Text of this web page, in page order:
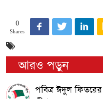
0
Shares
আরও পড়ুন
পবিত্র ঈদুল